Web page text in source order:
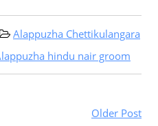
Alappuzha Chettikulangara
hindu nair groom
Older Post